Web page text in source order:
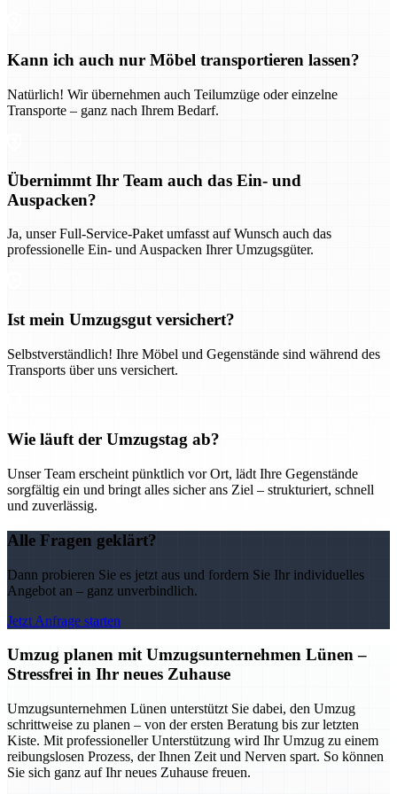
Kann ich auch nur Möbel transportieren lassen?
Natürlich! Wir übernehmen auch Teilumzüge oder einzelne
Transporte – ganz nach Ihrem Bedarf.
Übernimmt Ihr Team auch das Ein- und
Auspacken?
Ja, unser Full-Service-Paket umfasst auf Wunsch auch das
professionelle Ein- und Auspacken Ihrer Umzugsgüter.
Ist mein Umzugsgut versichert?
Selbstverständlich! Ihre Möbel und Gegenstände sind während des
Transports über uns versichert.
Wie läuft der Umzugstag ab?
Unser Team erscheint pünktlich vor Ort, lädt Ihre Gegenstände
sorgfältig ein und bringt alles sicher ans Ziel – strukturiert, schnell
und zuverlässig.
Alle Fragen geklärt?
Dann probieren Sie es jetzt aus und fordern Sie Ihr individuelles
Angebot an – ganz unverbindlich.
Jetzt Anfrage starten
Umzug planen mit Umzugsunternehmen Lünen –
Stressfrei in Ihr neues Zuhause
Umzugsunternehmen Lünen unterstützt Sie dabei, den Umzug
schrittweise zu planen – von der ersten Beratung bis zur letzten
Kiste. Mit professioneller Unterstützung wird Ihr Umzug zu einem
reibungslosen Prozess, der Ihnen Zeit und Nerven spart. So können
Sie sich ganz auf Ihr neues Zuhause freuen.